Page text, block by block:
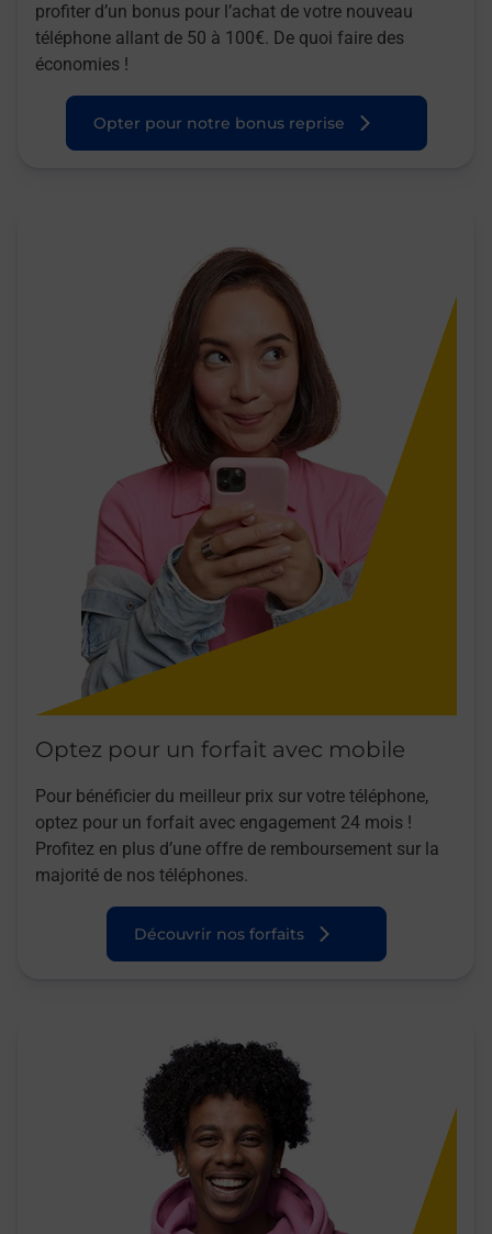
profiter d’un bonus pour l’achat de votre nouveau
téléphone allant de 50 à 100€. De quoi faire des
économies !
Opter pour notre bonus reprise
Optez pour un forfait avec mobile
Pour bénéficier du meilleur prix sur votre téléphone,
optez pour un forfait avec engagement 24 mois !
Profitez en plus d’une offre de remboursement sur la
majorité de nos téléphones.
Découvrir nos forfaits